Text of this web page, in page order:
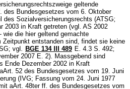
geltende
des Bundesgesetzes vom 6. Oktober
des Sozialversicherungsrechts (ATSG;
2003 in Kraft getreten (vgl. AS 2002
wie die hier geltend gemachte
Zeitpunkt entstanden sind, findet sie keine
; vgl. BGE 134 III 489 E. 4.3 S. 492;
2007 E. 2). Massgebend sind
Ende Dezember 2002 in Kraft
52 des Bundesgesetzes vom 19. Juni
(IVG; Fassung vom 24. Juni 1977
aArt. 48ter ff. des Bundesgesetzes vom